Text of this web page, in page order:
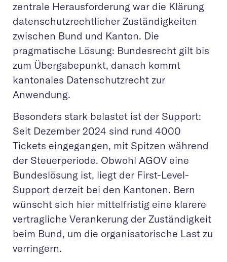
zentrale Herausforderung war die Klärung
datenschutzrechtlicher Zuständigkeiten
zwischen Bund und Kanton. Die
pragmatische Lösung: Bundesrecht gilt bis
zum Übergabepunkt, danach kommt
kantonales Datenschutzrecht zur
Anwendung.
Besonders stark belastet ist der Support:
Seit Dezember 2024 sind rund 4000
Tickets eingegangen, mit Spitzen während
der Steuerperiode. Obwohl AGOV eine
Bundeslösung ist, liegt der First-Level-
Support derzeit bei den Kantonen. Bern
wünscht sich hier mittelfristig eine klarere
vertragliche Verankerung der Zuständigkeit
beim Bund, um die organisatorische Last zu
verringern.